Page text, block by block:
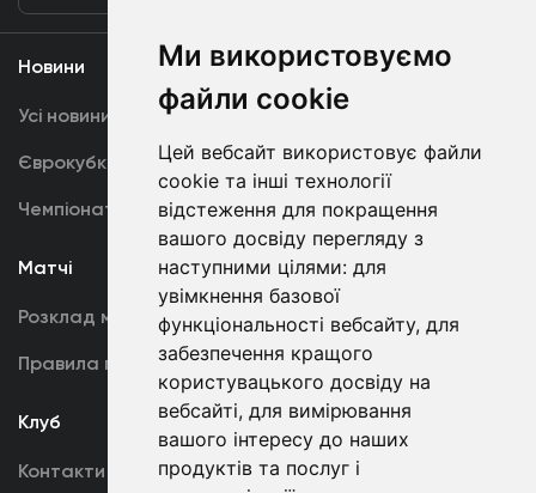
Ми використовуємо
файли cookie
Цей вебсайт використовує файли
cookie та інші технології
відстеження для покращення
вашого досвіду перегляду з
наступними цілями: для
увімкнення базової
функціональності вебсайту, для
забезпечення кращого
користувацького досвіду на
вебсайті, для вимірювання
вашого інтересу до наших
продуктів та послуг і
Новини
Усі новини
Єврокубки
Чемпіонат України
Медіа
Динамо TV
Фотогалерея
Акредитація
Матчі
Розклад матчів
Правила поведінки
Команда
Перша команда
U19
Клуб
Контакти